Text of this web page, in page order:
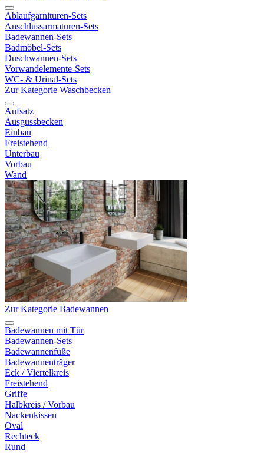
Ablaufgarnituren-Sets
Anschlussarmaturen-Sets
Badewannen-Sets
Badmöbel-Sets
Duschwannen-Sets
Vorwandelemente-Sets
WC- & Urinal-Sets
Zur Kategorie Waschbecken
Aufsatz
Ausgussbecken
Einbau
Freistehend
Unterbau
Vorbau
Wand
Zur Kategorie Badewannen
Badewannen mit Tür
Badewannen-Sets
Badewannenfüße
Badewannenträger
Eck / Viertelkreis
Freistehend
Griffe
Halbkreis / Vorbau
Nackenkissen
Oval
Rechteck
Rund